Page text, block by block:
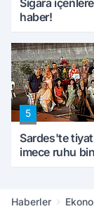
Sigara
haber!
5
Sardes'te
imece ruhu
Haberler